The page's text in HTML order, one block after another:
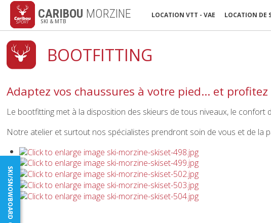
CARIBOU MORZINE
SKI & MTB
LOCATION VTT - VAE LOCATION DE
BOOTFITTING
Adaptez vos chaussures à votre pied... et profitez
Le bootfitting met à la disposition des skieurs de tous niveaux, le
Notre atelier et surtout nos spécialistes prendront soin de vous et de la
SKI/SNOWBOARD